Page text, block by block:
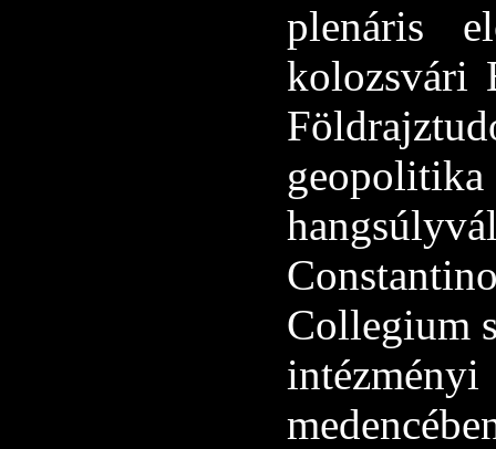
plenáris
kolozsvári
Collegium